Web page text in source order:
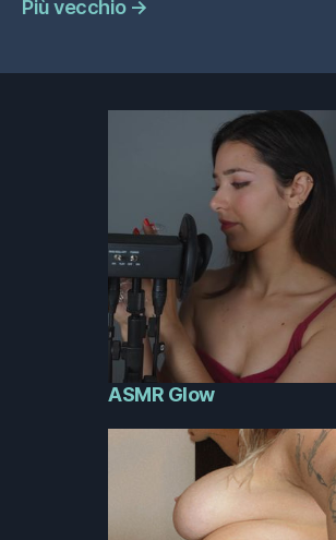
Più vecchio →
ASMR Glow